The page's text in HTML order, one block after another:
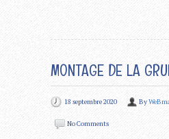
MONTAGE DE LA
18 septembre 2020 By
No Comments